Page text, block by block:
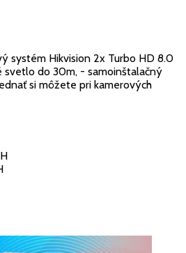
systém Hikvision 2x Turbo HD 8.0
svetlo do 30m, - samoinštalačný
si môžete pri kamerových